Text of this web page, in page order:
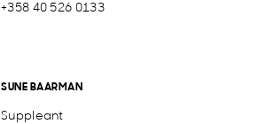
+358 40 526 0133
SUNE BAARMAN
Suppleant